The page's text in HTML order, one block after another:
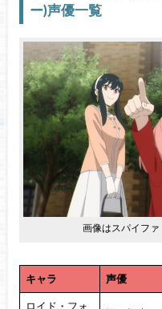
ー)声優一覧
画像はスパイフ
キャラ 声優
ロイド・フォ